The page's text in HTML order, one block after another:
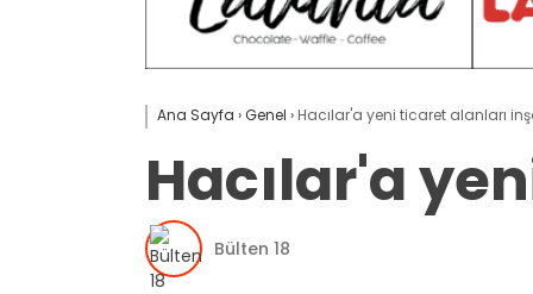
Ana Sayfa ›Genel › Hacılar'a yeni ticaret alanları
Hacılar'a
Bülten 18